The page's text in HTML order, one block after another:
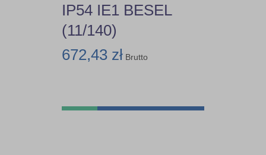
IP54 IE1 BESEL
(11/140)
672,43 zł Brutto